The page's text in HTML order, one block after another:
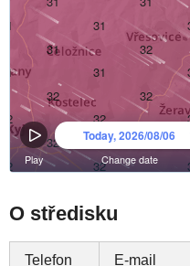
O středisku
Telefon E-mail